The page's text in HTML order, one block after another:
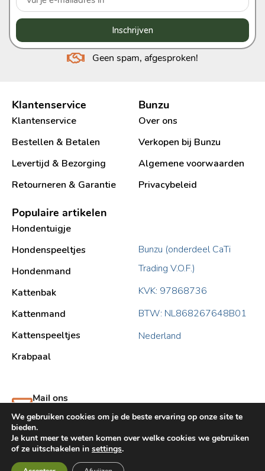
Inschrijven
Geen spam, afgesproken!
Klantenservice
Klantenservice
Bestellen & Betalen
Levertijd & Bezorging
Retourneren & Garantie
Bunzu
Over ons
Verkopen bij Bunzu
Algemene voorwaarden
Privacybeleid
Populaire artikelen
Hondentuigje
Hondenspeeltjes
Hondenmand
Kattenbak
Kattenmand
Kattenspeeltjes
Krabpaal​
Bunzu (onderdeel CaTi
Trading V.O.F.)
KVK: 97868736
BTW: NL868267648B01
Nederland
Mail ons
support@bunzu.nl
We gebruiken cookies om je de beste ervaring op onze site te
bieden.
Je kunt meer te weten komen over welke cookies we gebruiken
of ze uitschakelen in settings.